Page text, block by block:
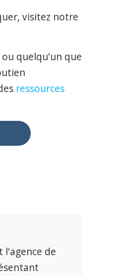
visitez notre
quelqu'un que
ressources
l'agence de